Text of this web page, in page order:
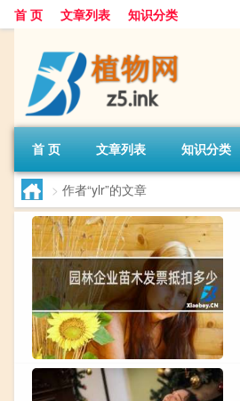
首 页 文章列表 知识分类
首 页 文章列表 知识分类
> 作者“ylr”的文章